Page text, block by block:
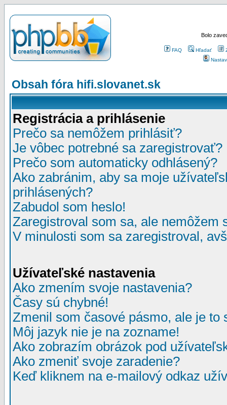
Bolo
FAQ Hľadať
Obsah fóra hifi.slovanet.sk
Registrácia a prihlásenie
Prečo sa nemôžem prihlásiť?
Je vôbec potrebné sa zaregistrovať?
Prečo som automaticky odhlásený?
Ako zabránim, aby sa moje
prihlásených?
Zabudol som heslo!
Zaregistroval som sa, ale nemôžem
V minulosti som sa zaregistroval,
Užívateľské nastavenia
Ako zmením svoje nastavenia?
Časy sú chybné!
Zmenil som časové pásmo, ale je to
Môj jazyk nie je na zozname!
Ako zobrazím obrázok pod
Ako zmeniť svoje zaradenie?
Keď kliknem na e-mailový odkaz